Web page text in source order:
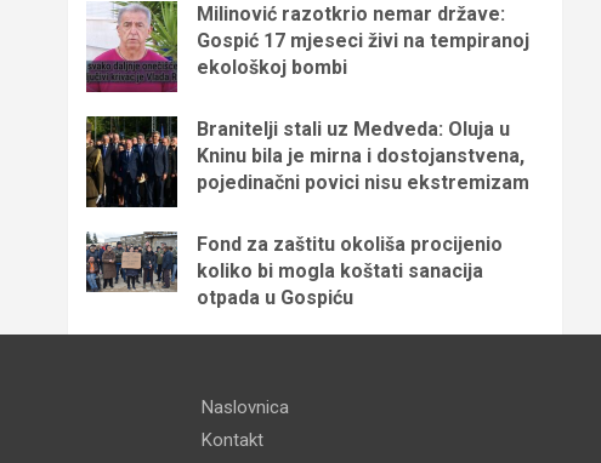
Milinović razotkrio nemar države:
Gospić 17 mjeseci živi na tempiranoj
ekološkoj bombi
Branitelji stali uz Medveda: Oluja u
Kninu bila je mirna i dostojanstvena,
pojedinačni povici nisu ekstremizam
Fond za zaštitu okoliša procijenio
koliko bi mogla koštati sanacija
otpada u Gospiću
Naslovnica
Kontakt